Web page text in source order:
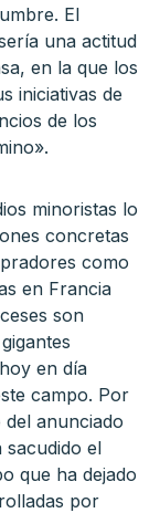
El
una actitud
en la que los
iniciativas de
de los
minoristas lo
concretas
como
en Francia
son
en día
campo. Por
anunciado
el
que ha dejado
por